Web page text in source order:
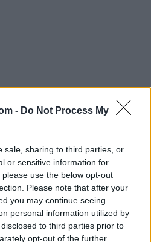
- Do Not Process My
sale, sharing to third parties, or
or sensitive information for
use the below opt-out
Please note that after your
you may continue seeing
personal information utilized by
to third parties prior to
opt-out of the further
nas camisas de 1993 e
elétrico e gráficos tribais em
As linhas curvas brancas
nas mangas com riscas
peças mais marcantes da